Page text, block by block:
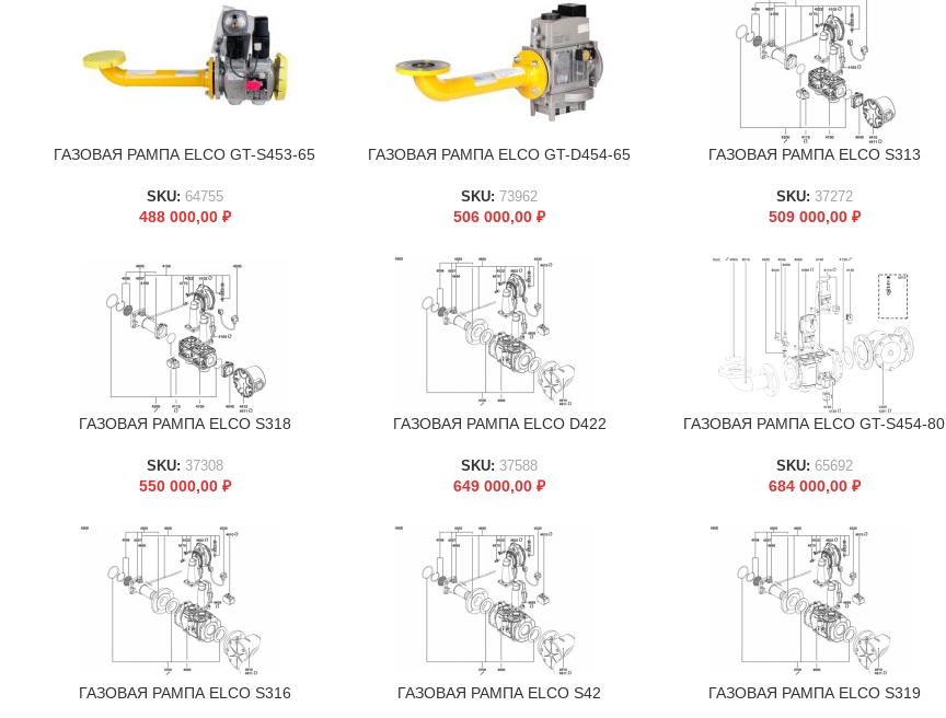
В КОРЗИНУ
ГАЗОВАЯ РАМПА ELCO GT-S453-65
SKU: 64755
488 000,00 ₽
В КОРЗИНУ
ГАЗОВАЯ РАМПА ELCO GT-D454-65
SKU:73962
506 000,00₽
В КОРЗИНУ
ГАЗОВАЯ РАМПА ELCO S313
SKU: 37272
509 000,00 ₽
В КОРЗИНУ
ГАЗОВАЯ РАМПА ELCO S318
SKU: 37308
550 000,00 ₽
В КОРЗИНУ
ГАЗОВАЯ РАМПА ELCO D422
SKU: 37588
649 000,00₽
В КОРЗИНУ
ГАЗОВАЯ РАМПА ELCO GT-S454-80
SKU: 65692
684 000,00 ₽
В КОРЗИНУ
ГАЗОВАЯ РАМПА ELCO S316 В КОРЗИНУГАЗОВАЯ РАМПА ELCO S42 В КОРЗИНУ
ГАЗОВАЯ РАМПА ELCO S319